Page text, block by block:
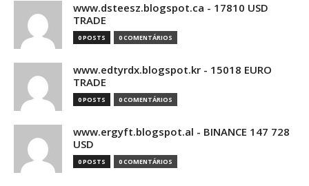
www.dsteesz.blogspot.ca - 17810 USD
TRADE
0 POSTS 0 COMENTÁRIOS
www.edtyrdx.blogspot.kr - 15018 EURO
TRADE
0 POSTS 0 COMENTÁRIOS
www.ergyft.blogspot.al - BINANCE 147 728
USD
0 POSTS 0 COMENTÁRIOS